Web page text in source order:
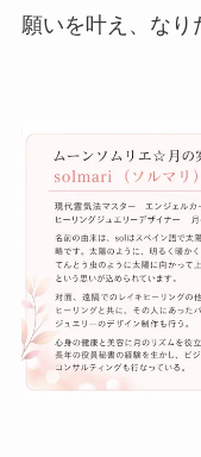
願いを叶え、なり